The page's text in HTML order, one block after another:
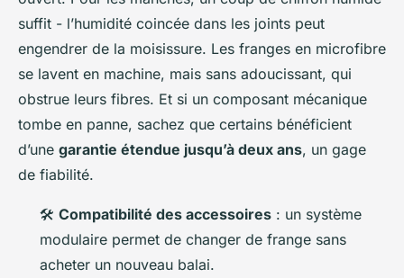
suffit - l’humidité coincée dans les joints peut
engendrer de la moisissure. Les franges en microfibre
se lavent en machine, mais sans adoucissant, qui
obstrue leurs fibres. Et si un composant mécanique
tombe en panne, sachez que certains bénéficient
d’une garantie étendue jusqu’à deux ans, un gage
de fiabilité.
🛠️ Compatibilité des accessoires : un système
modulaire permet de changer de frange sans
acheter un nouveau balai.